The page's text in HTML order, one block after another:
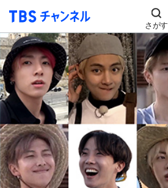
TBS チャンネル
さがす